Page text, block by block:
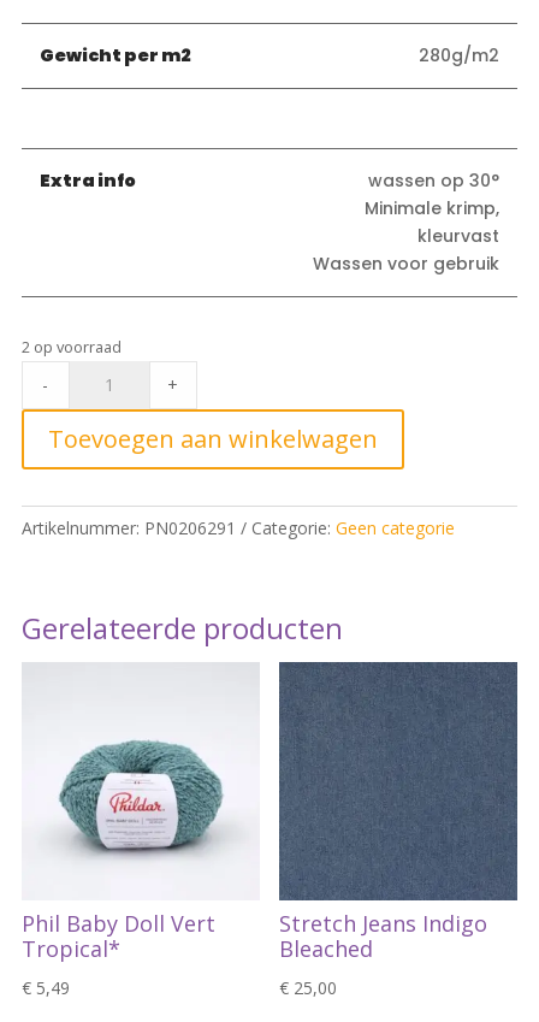
Gewicht per m2 280g/m2
Extra info
wassen op 30°
Minimale krimp,
kleurvast
Wassen voor gebruik
2 op voorraad
2312
French
Terry
- +
Toevoegen aan winkelwagen
Artikelnummer: PN0206291 Categorie: Geen categorie
Gerelateerde producten
Phil Baby Doll Vert
Tropical*
€5,49
Stretch Jeans Indigo
Bleached
€ 25,00